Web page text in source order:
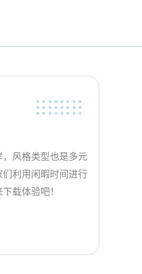
风格类型也是多元
利用闲暇时间进行
载体验吧！